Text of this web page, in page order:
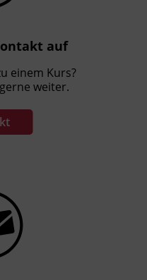
auf
einem Kurs?
weiter.